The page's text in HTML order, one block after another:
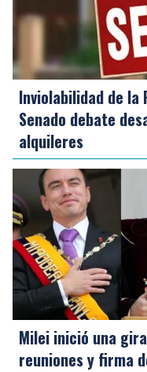
Inviolabilidad de la
Senado debate
alquileres
Milei inició una
reuniones y firma